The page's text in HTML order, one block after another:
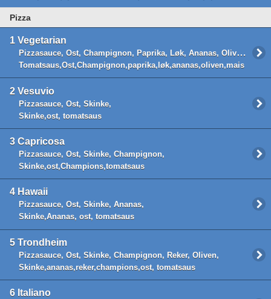
Pizza
1 Vegetarian
Pizzasauce, Ost, Champignon, Paprika, Løk, Ananas, Oliven, Mais,
Tomatsaus,Ost,Champignon,paprika,løk,ananas,oliven,mais
2 Vesuvio
Pizzasauce, Ost, Skinke,
Skinke,ost, tomatsaus
3 Capricosa
Pizzasauce, Ost, Skinke, Champignon,
Skinke,ost,Champions,tomatsaus
4 Hawaii
Pizzasauce, Ost, Skinke, Ananas,
Skinke,Ananas, ost, tomatsaus
5 Trondheim
Pizzasauce, Ost, Skinke, Champignon, Reker, Oliven,
Skinke,ananas,reker,champions,ost, tomatsaus
6 Italiano